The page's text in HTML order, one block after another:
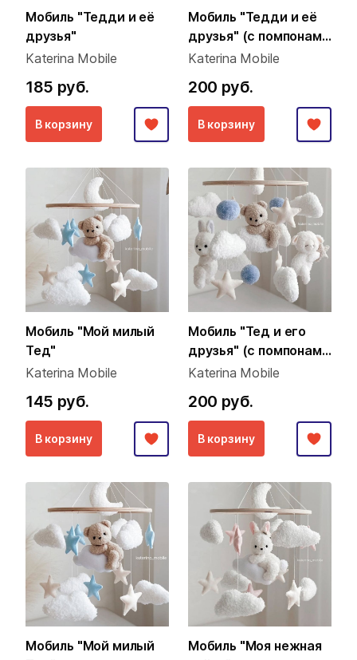
Мобиль "Тедди и её
друзья"
Katerina Mobile
185 руб.
В корзину
Мобиль "Тедди и её
друзья" (с помпонами
из пряжи)
Katerina Mobile
200 руб.
В корзину
Мобиль "Мой милый
Тед"
Katerina Mobile
145 руб.
В корзину
Мобиль "Тед и его
друзья" (с помпонами
из пряжи)
Katerina Mobile
200 руб.
В корзину
Мобиль "Мой милый
Мобиль "Моя нежная